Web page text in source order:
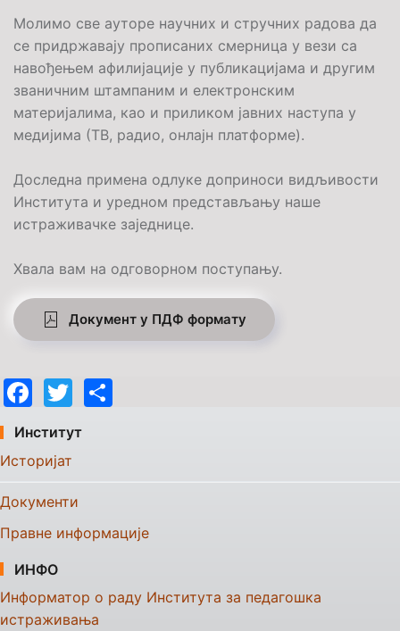
Молимо све ауторе научних и стручних радова да
се придржавају прописаних смерница у вези са
навођењем афилијације у публикацијама и другим
званичним штампаним и електронским
материјалима, као и приликом јавних наступа у
медијима (ТВ, радио, онлајн платформе).
Доследна примена одлуке доприноси видљивости
Института и уредном представљању наше
истраживачке заједнице.
Хвала вам на одговорном поступању.
Документ у ПДФ формату
Facebook
Twitter
Институт
Историјат
Документи
Правне информације
ИНФО
Информатор о раду Института за педагошка
истраживања